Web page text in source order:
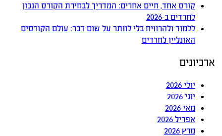
קורס אחד, חיים אחרים: המדריך לבחירת הקורס הנכון
לחרדים ב-2026
ללמוד ולהרוויח בלי לוותר על שום דבר: עולם הקורסים
האונליין לחרדים
ארכיונים
יולי 2026
יוני 2026
מאי 2026
אפריל 2026
מרץ 2026